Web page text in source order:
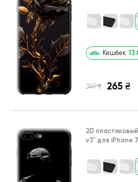
Кешбек 13
380 ₴ 265 ₴
2D
v3" для iPhone